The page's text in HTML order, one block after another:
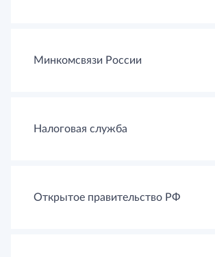
Минкомсвязи России
Налоговая служба
Открытое правительство РФ